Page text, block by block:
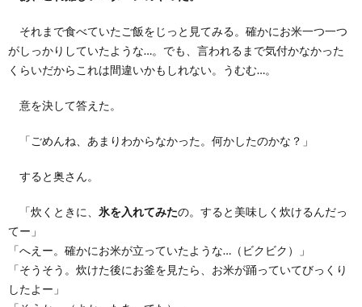
それまで食べていたご飯をじっと見てみる。確かにお米一つ一つ
がしっかりしていたような…。でも、言われるまで気付かなかった
くらいだからこれは間違いかもしれない。うむむ…。
意を決して答えた。
「ごめんね、あまりわからなかった。何かしたのかな？」
すると奥さん。
「炊くときに、 氷を入れてみたの。すると美味しく炊けるんだっ
てー」
「へえー。確かにお米が立っていたような…（ビクビク）」
「そうそう。炊けた後にお釜を見たら、お米が踊っていてびっくり
したよー」